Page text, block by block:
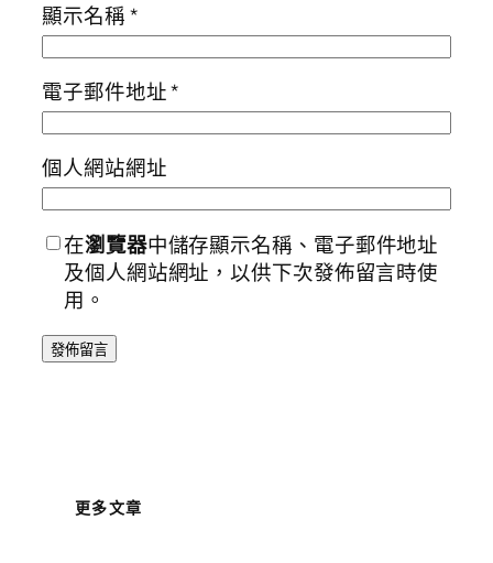
顯示名稱*
電子郵件地址*
個人網站網址
在瀏覽器中儲存顯示名稱、電子郵件地址
及個人網站網址，以供下次發佈留言時使
用。
更多文章